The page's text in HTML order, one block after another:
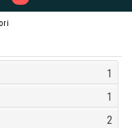
1
1
2